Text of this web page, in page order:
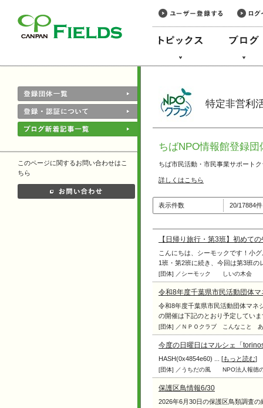
特定非営利
このページに関するお問い合わせはこ
ちら
ちばNPO情報館登録
ちば市民活動・市民事業サポート
詳しくはこちら
表示件数 20/17884
【日帰り旅行・第3班】初めて
こんにちは、シーモックです！小
1班・第2班に続き、今回は第3班
[団体] ／シーモック しいの木会
令和8年度千葉県市民活動団体
令和8年度千葉県市民活動団体マネ
の開催は下記のとおり予定してい
[団体] ／ＮＰＯクラブ こんなこと
今度の日曜日はマルシェ「
HASH(0x4854e60) ... [もっと読む]
[団体] ／うちだの風 NPO法人報
保護区鳥情報6/30
2026年6月30日の保護区鳥類調査